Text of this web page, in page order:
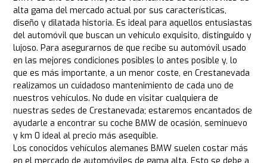
alta gama del mercado actual por sus características,
diseño y dilatada historia. Es ideal para aquellos entusiastas
del automóvil que buscan un vehículo exquisito, distinguido y
lujoso. Para asegurarnos de que recibe su automóvil usado
en las mejores condiciones posibles lo antes posible y, lo
que es más importante, a un menor coste, en Crestanevada
realizamos un cuidadoso mantenimiento de cada uno de
nuestros vehículos. No dude en visitar cualquiera de
nuestras sedes de Crestanevada; estaremos encantados de
ayudarle a encontrar su coche BMW de ocasión, seminuevo
y km 0 ideal al precio más asequible.
Los conocidos vehículos alemanes BMW suelen costar más